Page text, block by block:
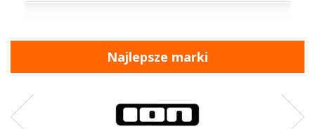
Najlepsze marki